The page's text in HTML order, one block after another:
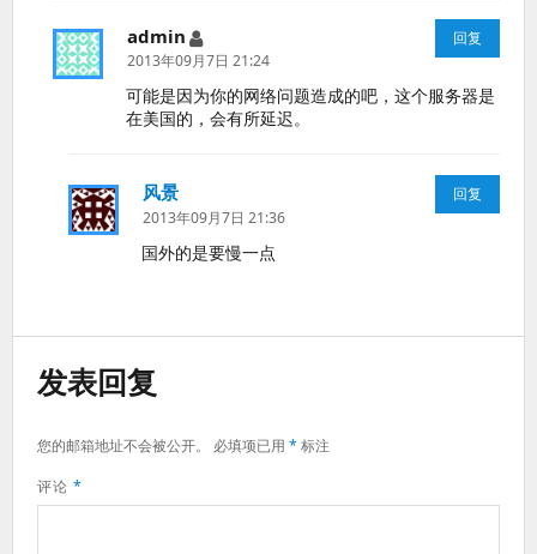
admin
说
道：
2013年09月7日 21:24
可能是因为你的网络问题造成的吧，这个服务器是
在美国的，会有所延迟。
回复
风景
道：
2013年09月7日 21:36
国外的是要慢一点
回复
发表回复
您的邮箱地址不会被公开。 必填项已用 *标注
评论 *